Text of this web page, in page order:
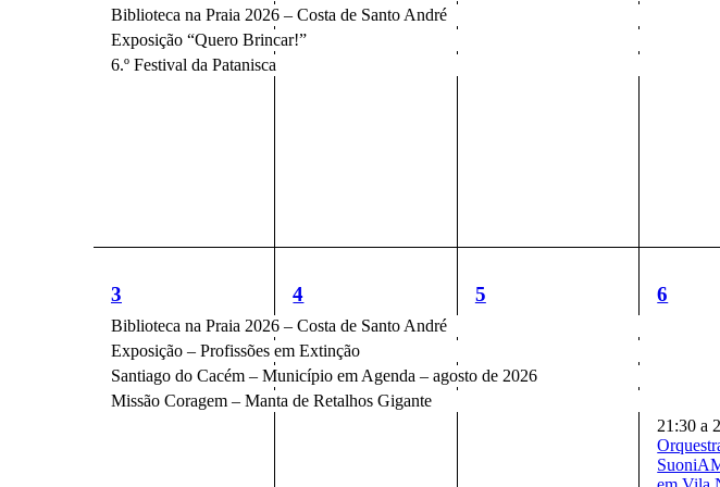
Biblioteca na Praia 2026 – Costa de Santo André
Exposição “Quero Brincar!”
6.º Festival da Patanisca
4
eventos,
3
Biblioteca na Praia 2026 – Costa de Santo André
Exposição – Profissões em Extinção
Santiago do Cacém – Município em Agenda – agosto de 2026
Missão Coragem – Manta de Retalhos Gigante
4
eventos,
4
4
5
5
6
21:30a